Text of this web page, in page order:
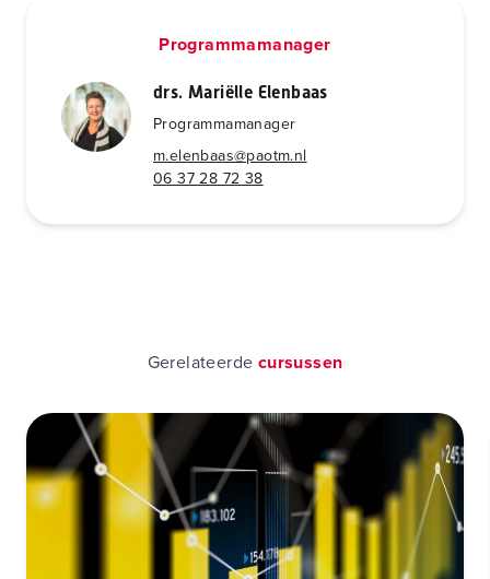
Programmamanager
drs. Mariëlle Elenbaas
Programmamanager
m.elenbaas@paotm.nl
06 37 28 72 38
Gerelateerde cursussen